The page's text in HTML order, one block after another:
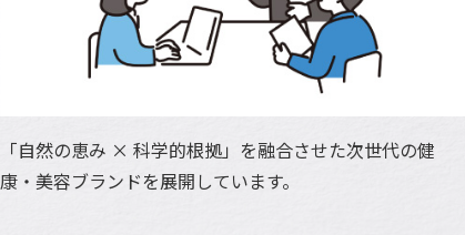
「自然の恵み × 科学的根拠」を融合させた次世代の健
康・美容ブランドを展開しています。